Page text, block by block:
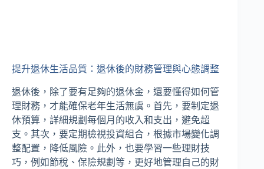
提升退休生活品質：退休後的財務管理與心態調整
退休後，除了要有足夠的退休金，還要懂得如何管
理財務，才能確保老年生活無虞。首先，要制定退
休預算，詳細規劃每個月的收入和支出，避免超
支。其次，要定期檢視投資組合，根據市場變化調
整配置，降低風險。此外，也要學習一些理財技
巧，例如節稅、保險規劃等，更好地管理自己的財